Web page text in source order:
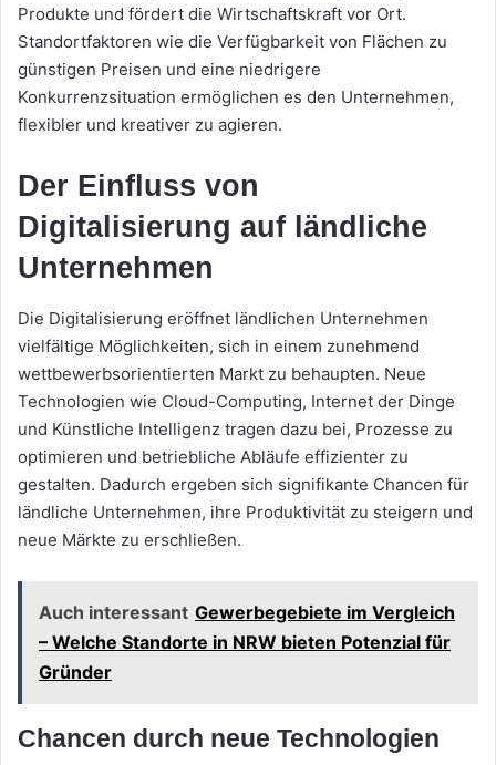
Produkte und fördert die Wirtschaftskraft vor Ort.
Standortfaktoren wie die Verfügbarkeit von Flächen zu
günstigen Preisen und eine niedrigere
Konkurrenzsituation ermöglichen es den Unternehmen,
flexibler und kreativer zu agieren.
Der Einfluss von
Digitalisierung auf ländliche
Unternehmen
Die Digitalisierung eröffnet ländlichen Unternehmen
vielfältige Möglichkeiten, sich in einem zunehmend
wettbewerbsorientierten Markt zu behaupten. Neue
Technologien wie Cloud-Computing, Internet der Dinge
und Künstliche Intelligenz tragen dazu bei, Prozesse zu
optimieren und betriebliche Abläufe effizienter zu
gestalten. Dadurch ergeben sich signifikante Chancen für
ländliche Unternehmen, ihre Produktivität zu steigern und
neue Märkte zu erschließen.
Auch interessant Gewerbegebiete im Vergleich
– Welche Standorte in NRW bieten Potenzial für
Gründer
Chancen durch neue Technologien